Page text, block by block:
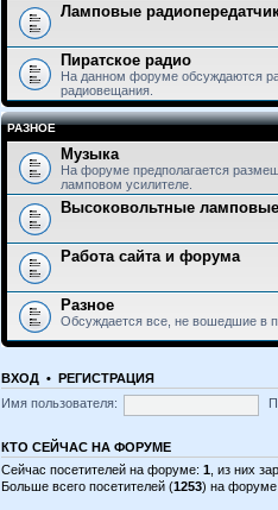
Ламповые
Пиратское радио
На данном форуме обсуждаются
радиовещания.
РАЗНОЕ
Музыка
На форуме предполагается
ламповом усилителе.
Высоковольтные ламповые
Работа сайта и форума
Разное
Обсуждается все, не вошедшие в
ВХОД • РЕГИСТРАЦИЯ
Имя пользователя:
КТО СЕЙЧАС НА ФОРУМЕ
Сейчас посетителей на форуме: 1 , из них
Больше всего посетителей (1253) на форуме